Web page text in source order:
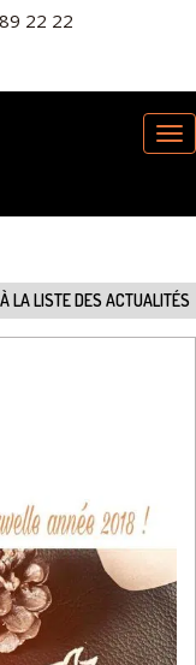
22 22
LA LISTE DES ACTUALITÉS